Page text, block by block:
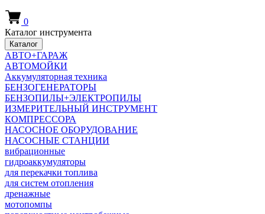
0
Каталог инструмента
Каталог
АВТО+ГАРАЖ
АВТОМОЙКИ
Аккумуляторная техника
БЕНЗОГЕНЕРАТОРЫ
БЕНЗОПИЛЫ+ЭЛЕКТРОПИЛЫ
ИЗМЕРИТЕЛЬНЫЙ ИНСТРУМЕНТ
КОМПРЕССОРА
НАСОСНОЕ ОБОРУДОВАНИЕ
НАСОСНЫЕ СТАНЦИИ
вибрационные
гидроаккумуляторы
для перекачки топлива
для систем отопления
дренажные
мотопомпы